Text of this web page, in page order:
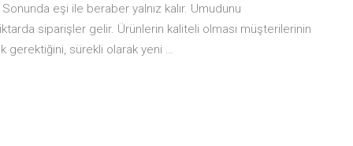
eşi ile beraber yalnız kalır. Umudunu
siparişler gelir. Ürünlerin kaliteli olması müşterilerinin
gerektiğini, sürekli olarak yeni …